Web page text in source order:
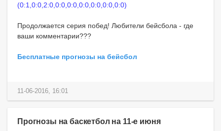
(0:1,0:0,2:0,0:0,0:0,0:0,0:0,0:0,0:0)
Продолжается серия побед! Любители бейсбола - где
ваши комментарии???
Бесплатные прогнозы на бейсбол
11-06-2016, 16:01
Прогнозы на баскетбол на 11-е июня